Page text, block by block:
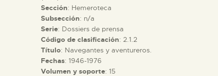
EL MUSEO
COLECCIONES
Sección: Hemeroteca
Subsección: n/a
Serie: Dossiers de prensa
Código de clasificación: 2.1.2
Título: Navegantes y aventureros.
Fechas: 1946-1976
Volumen y soporte: 15